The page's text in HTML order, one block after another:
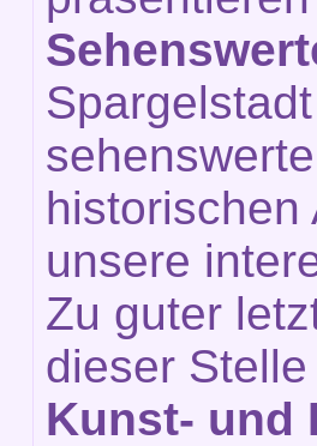
historischen
unsere
Zu guter
dieser
Kunst- und